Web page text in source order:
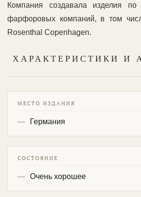
Компания создавала изделия по
фарфоровых компаний, в том
Rosenthal Copenhagen.
ХАРАКТЕРИСТИКИ И
МЕСТО ИЗДАНИЯ
Германия
СОСТОЯНИЕ
Очень хорошее